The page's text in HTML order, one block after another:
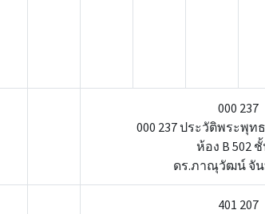
000 237
000 237 ประวัติพระพุท
ห้อง B 502
ดร.ภาณุวัฒน์ จั
401 207